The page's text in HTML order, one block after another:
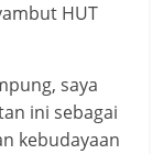
HUT
saya
ini sebagai
kebudayaan